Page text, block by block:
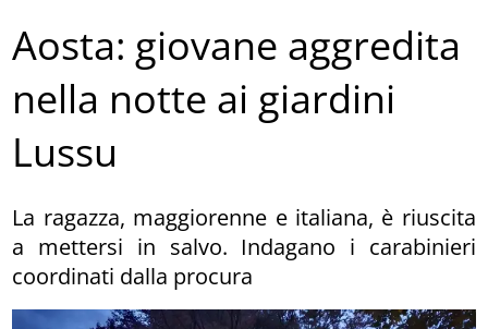
Aosta: giovane aggredita
nella notte ai giardini
Lussu
La ragazza, maggiorenne e italiana, è riuscita
a mettersi in salvo. Indagano i carabinieri
coordinati dalla procura